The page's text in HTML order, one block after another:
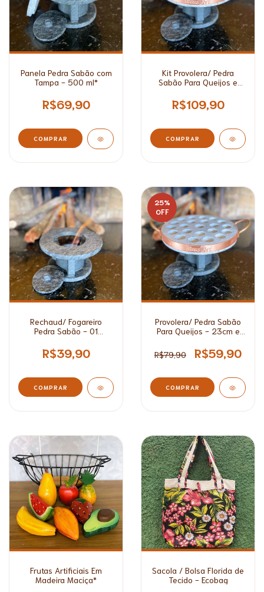
Panela Pedra Sabão com
Tampa - 500 ml*
R$69,90
Kit Provolera/ Pedra
Sabão Para Queijos e
27cm*
R$109,90
COMPRAR
Rechaud/ Fogareiro
Pedra Sabão - 01
R$39,90
COMPRAR
25%
OFF
Provolera/ Pedra Sabão
Para Queijos - 23cm e
R$79,90
R$59,90
COMPRAR
Frutas Artificiais Em
Madeira Maciça*
Sacola / Bolsa Florida de
Tecido - Ecobag